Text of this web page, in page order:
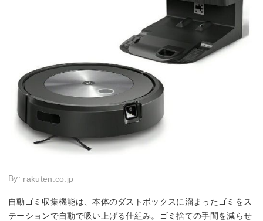
By: rakuten.co.jp
自動ゴミ収集機能は、本体のダストボックスに溜まったゴミをス
テーションで自動で吸い上げる仕組み。ゴミ捨ての手間を減らせ